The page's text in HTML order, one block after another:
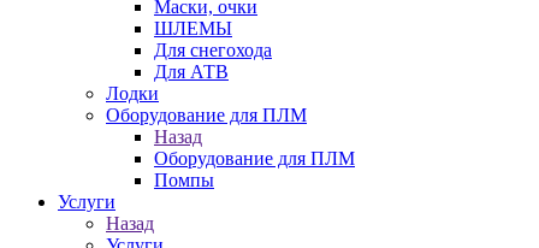
Маски, очки
ШЛЕМЫ
Для снегохода
Для АТВ
Лодки
Оборудование для ПЛМ
Назад
Оборудование для ПЛМ
Помпы
Услуги
Назад